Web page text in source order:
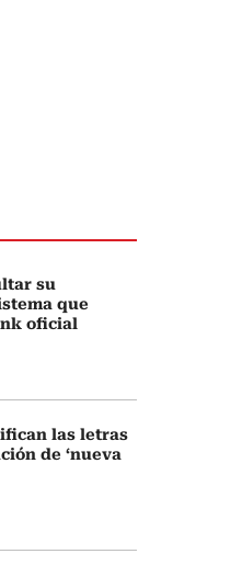
su
que
oficial
las letras
de ‘nueva